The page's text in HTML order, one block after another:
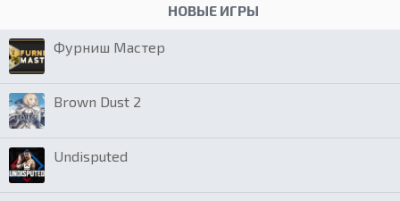
НОВЫЕ ИГРЫ
Фурниш Мастер
Brown Dust 2
Undisputed